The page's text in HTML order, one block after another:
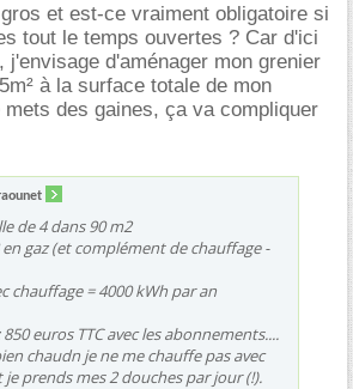
et est-ce vraiment obligatoire si
tout le temps ouvertes ? Car d'ici
j'envisage d'aménager mon grenier
à la surface totale de mon
des gaines, ça va compliquer
de 4 dans 90 m2
en gaz (et complément de chauffage -
chauffage = 4000 kWh par an
euros TTC avec les abonnements....
chaudn je ne me chauffe pas avec
je prends mes 2 douches par jour (!).